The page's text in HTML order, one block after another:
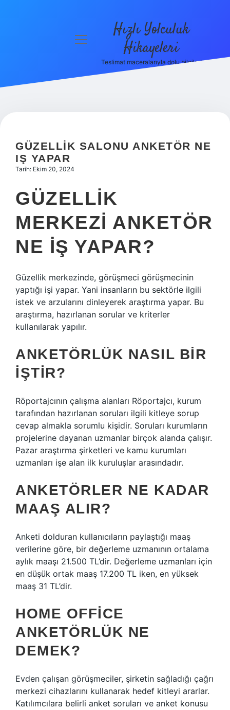
Hakkımızda
menüyü
Hızlı Yolculuk
Hikayeleri
Teslimat maceralarıyla dolu bilgiler!
GÜZELLIK SALONU ANKETÖR NE
IŞ YAPAR
Tarih: Ekim 20, 2024
GÜZELLIK
MERKEZI ANKETÖR
NE İŞ YAPAR?
Güzellik merkezinde, görüşmeci görüşmecinin
yaptığı işi yapar. Yani insanların bu sektörle ilgili
istek ve arzularını dinleyerek araştırma yapar. Bu
araştırma, hazırlanan sorular ve kriterler
kullanılarak yapılır.
ANKETÖRLÜK NASIL BIR
IŞTIR?
Röportajcının çalışma alanları Röportajcı, kurum
tarafından hazırlanan soruları ilgili kitleye sorup
cevap almakla sorumlu kişidir. Soruları kurumların
projelerine dayanan uzmanlar birçok alanda çalışır.
Pazar araştırma şirketleri ve kamu kurumları
uzmanları işe alan ilk kuruluşlar arasındadır.
ANKETÖRLER NE KADAR
MAAŞ ALIR?
Anketi dolduran kullanıcıların paylaştığı maaş
verilerine göre, bir değerleme uzmanının ortalama
aylık maaşı 21.500 TL’dir. Değerleme uzmanları için
en düşük ortak maaş 17.200 TL iken, en yüksek
maaş 31 TL’dir.
HOME OFFICE
ANKETÖRLÜK NE
DEMEK?
Evden çalışan görüşmeciler, şirketin sağladığı çağrı
merkezi cihazlarını kullanarak hedef kitleyi ararlar.
Katılımcılara belirli anket soruları ve anket konusu